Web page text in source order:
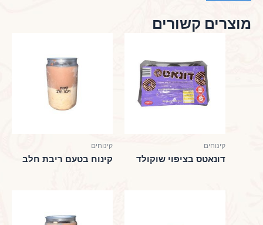
מוצרים קשורים
קינוחים
דונאטס בציפוי שוקולד
קינוחים
קינוח בטעם ריבת חלב